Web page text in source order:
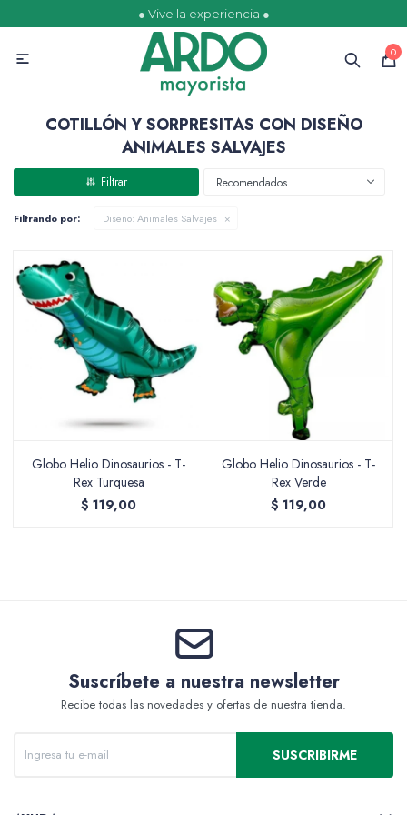
● Vive la experiencia ●
0

COTILLÓN Y SORPRESITAS CON DISEÑO
ANIMALES SALVAJES
Recomendados
Filtrando por: Diseño: Animales Salvajes
Globo Helio Dinosaurios - T-
Rex Turquesa
$ 119,00
Globo Helio Dinosaurios - T-
Rex Verde
$ 119,00
Suscríbete a nuestra newsletter
Recibe todas las novedades y ofertas de nuestra tienda.
SUSCRIBIRME
Ofertas Escolares
Golosinas
Juguetería
Packing y Regalaría
Cotillón y Sorpresitas